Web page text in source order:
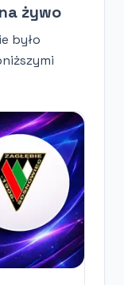
żywo
było